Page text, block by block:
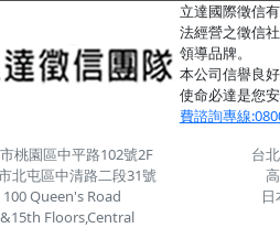
立達國際徵信
法經營之徵信
領導品牌。
本公司信譽良
使命必達是您
費諮詢專線
桃園區中平路102號2F
北屯區中清路二段31號
Queen's Road
Floors,Central
台